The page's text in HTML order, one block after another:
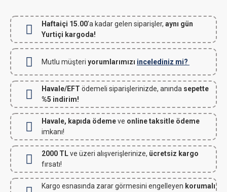
Haftaiçi 15.00'a kadar gelen siparişler, aynı gün
Yurtiçi kargoda!
Mutlu müşteri yorumlarımızı incelediniz mi?
Havale/EFT ödemeli siparişlerinizde, anında sepette
%5 indirim!
Havale, kapıda ödemeve online taksitle ödeme
imkanı!
2000 TLve üzeri alışverişlerinize, ücretsiz kargo
fırsatı!
Kargo esnasında zarar görmesini engelleyen korumalı